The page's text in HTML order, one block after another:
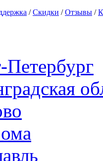
/Скидки /Отзывы /
Петербург